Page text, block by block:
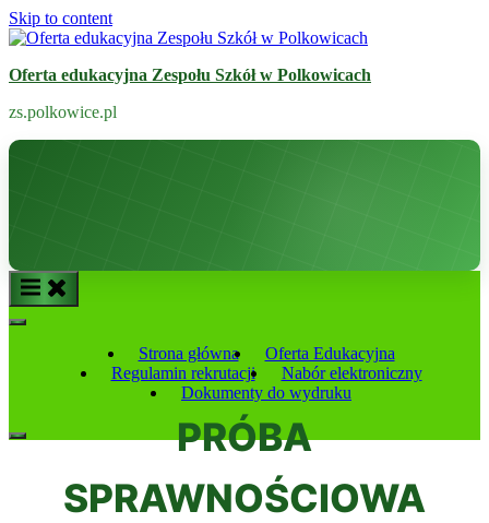
Skip to content
Oferta edukacyjna Zespołu Szkół w Polkowicach
zs.polkowice.pl
Strona główna
Oferta Edukacyjna
Regulamin rekrutacji
Nabór elektroniczny
Dokumenty do wydruku
PRÓBA
SPRAWNOŚCIOWA